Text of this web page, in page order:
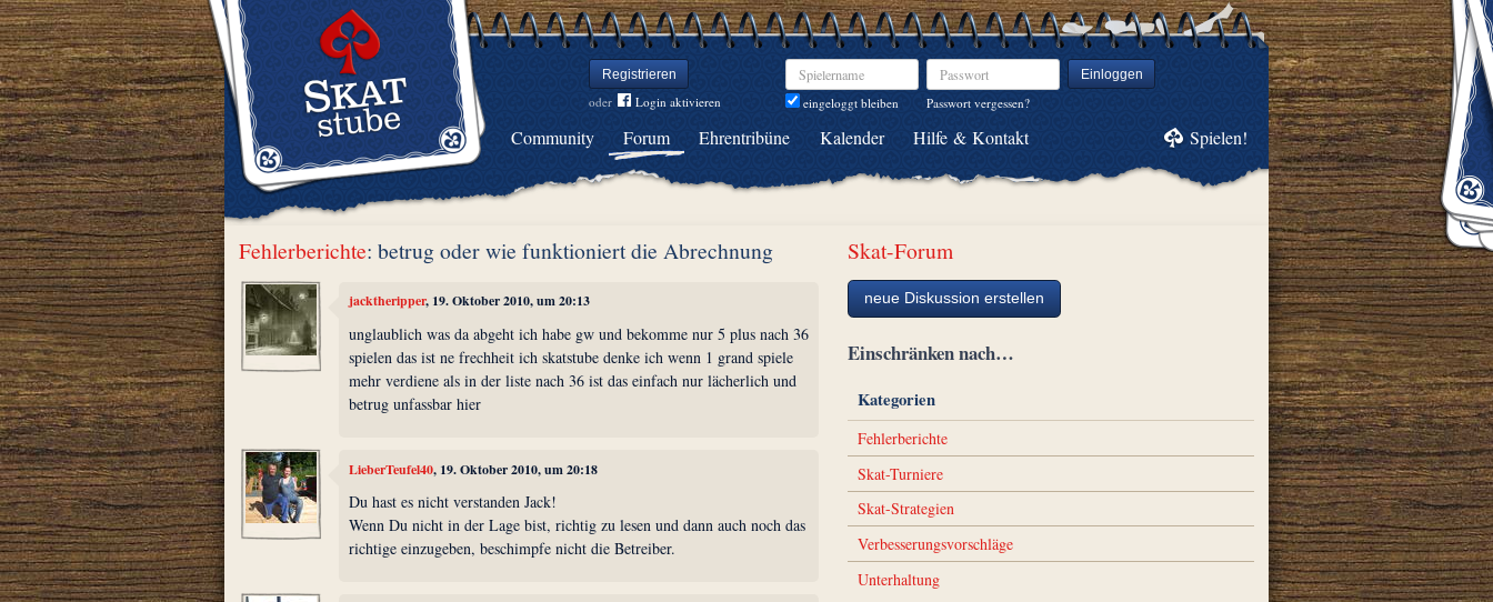
Registrieren
oder Login aktivieren
Spielername
eingeloggt bleiben
Passwort Einloggen
Passwort vergessen?
Community Forum Ehrentribüne Kalender Hilfe & Kontakt Spielen!
Fehlerberichte: betrug oder wie funktioniert die Abrechnung
jacktheripper, 19. Oktober 2010, um 20:13
unglaublich was da abgeht ich habe gw und bekomme nur 5 plus nach 36
spielen das ist ne frechheit ich skatstube denke ich wenn 1 grand spiele
mehr verdiene als in der liste nach 36 ist das einfach nur lächerlich und
betrug unfassbar hier
LieberTeufel40, 19. Oktober 2010, um 20:18
Du hast es nicht verstanden Jack!
Wenn Du nicht in der Lage bist, richtig zu lesen und dann auch noch das
richtige einzugeben, beschimpfe nicht die Betreiber.
Skat-Forum
neue Diskussion erstellen
Einschränken nach…
Kategorien
Fehlerberichte
Skat-Turniere
Skat-Strategien
Verbesserungsvorschläge
Unterhaltung